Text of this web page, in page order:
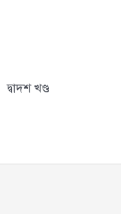
দ্বাদশ খণ্ড